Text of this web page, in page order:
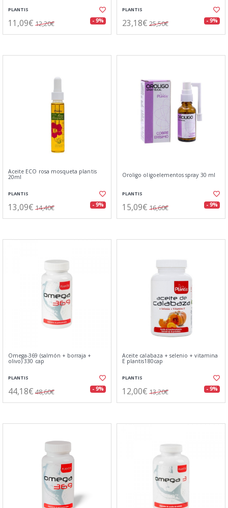
PLANTIS
11,09€ 12,20€ - 9%
PLANTIS
23,18€ 25,50€ - 9%
Aceite ECO rosa mosqueta plantis
20ml
PLANTIS
13,09€ 14,40€ - 9%
Oroligo oligoelementos spray 30 ml
PLANTIS
15,09€ 16,60€ - 9%
Omega-369 (salmón + borraja +
olivo) 330 cap
PLANTIS
44,18€ 48,60€ - 9%
Aceite calabaza + selenio + vitamina
E plantis180cap
PLANTIS
12,00€ 13,20€ - 9%